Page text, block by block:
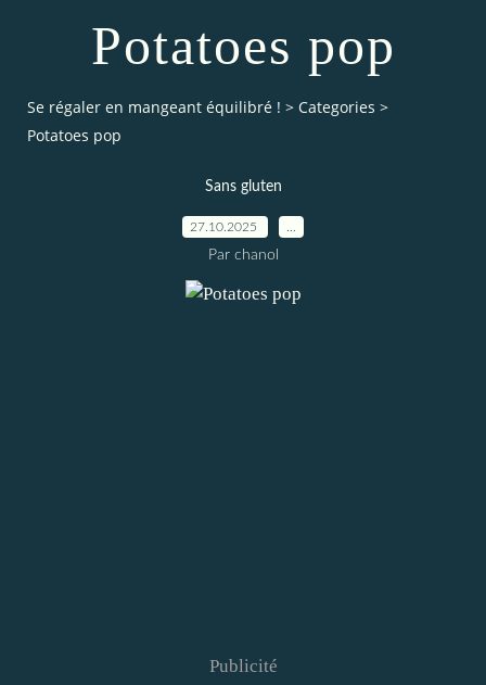
Potatoes pop
Se régaler en mangeant équilibré ! > Categories >
Potatoes pop
Sans gluten
27.10.2025
Par chanol
Publicité